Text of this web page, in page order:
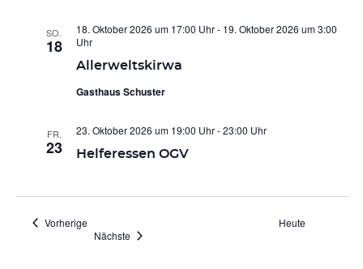
SO.
18
Allerweltskirwa
18. Oktober 2026 um 17:00 Uhr- 19. Oktober 2026 um 3:00
Uhr
Gasthaus Schuster
FR.
23 Helferessen OGV
23. Oktober 2026 um 19:00 Uhr-23:00 Uhr
VorherigeVeranstaltungen
Heute
NächsteVeranstaltungen